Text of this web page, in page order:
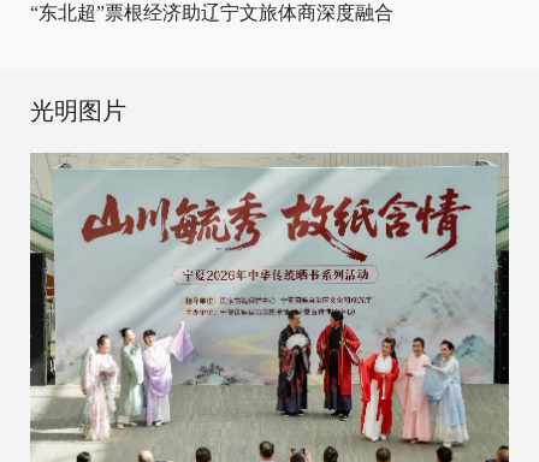
“东北超”票根经济助辽宁文旅体商深度融合
光明图片